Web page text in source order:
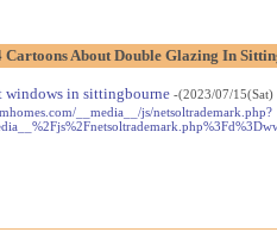
Cartoons About Double Glazing In
windows in sittingbourne -(2023/07/
__media__/js/netsoltrademark.php?